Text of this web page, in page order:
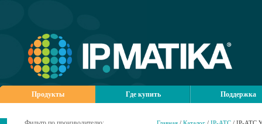
Продукты Где купить Поддержка